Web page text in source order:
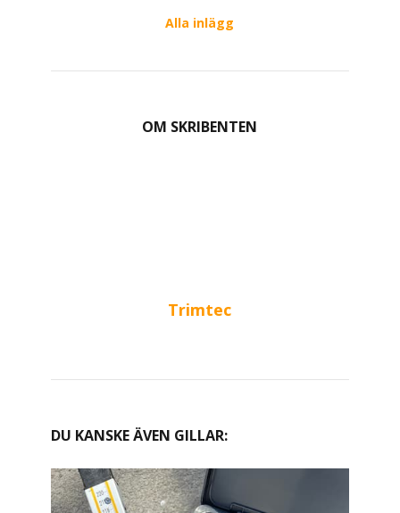
Alla inlägg
OM SKRIBENTEN
Trimtec
DU KANSKE ÄVEN GILLAR: